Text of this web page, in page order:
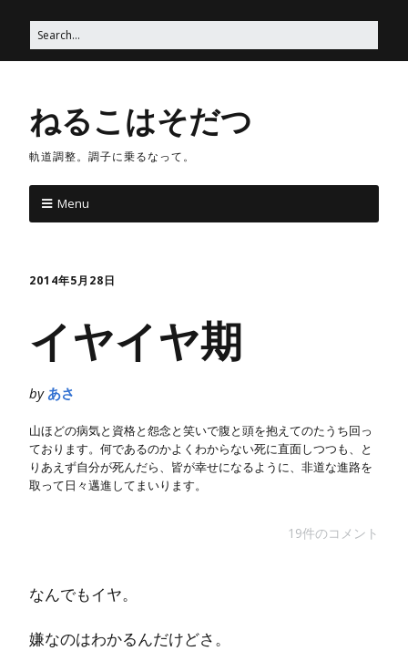
ねるこはそだつ
軌道調整。調子に乗るなって。
Menu
2014年5月28日
イヤイヤ期
by あさ
山ほどの病気と資格と怨念と笑いで腹と頭を抱えてのたうち回っ
ております。何であるのかよくわからない死に直面しつつも、と
りあえず自分が死んだら、皆が幸せになるように、非道な進路を
取って日々邁進してまいります。
19件のコメント
なんでもイヤ。
嫌なのはわかるんだけどさ。